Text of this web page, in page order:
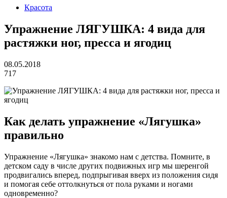
Красота
Упражнение ЛЯГУШКА: 4 вида для
растяжки ног, пресса и ягодиц
08.05.2018
717
Как делать упражнение «Лягушка»
правильно
Упражнение «Лягушка» знакомо нам с детства. Помните, в
детском саду в числе других подвижных игр мы шеренгой
продвигались вперед, подпрыгивая вверх из положения сидя
и помогая себе оттолкнуться от пола руками и ногами
одновременно?